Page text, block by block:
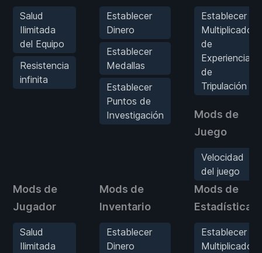
Salud
Ilimitada
del Equipo
Resistencia
infinita
Establecer
Dinero
Establecer
Medallas
Establecer
Puntos de
Investigación
Establecer
Multiplicador
de
Experiencia
de
Tripulación
Mods de
Juego
Velocidad
del juego
Mods de
Jugador
Salud
Ilimitada
Mods de
Inventario
Establecer
Dinero
Mods de
Estadísticas
Establecer
Multiplicador